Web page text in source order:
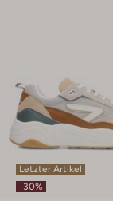
Letzter Artikel
-30%